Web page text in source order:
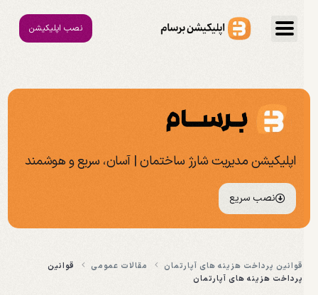
نصب اپلیکیشن
اپلیکیشن مدیریت شارژ ساختمان | آسان، سریع و هوشمند
نصب سریع
قوانین پرداخت هزینه های آپارتمان مقالات عمومی
قوانین
پرداخت هزینه های آپارتمان